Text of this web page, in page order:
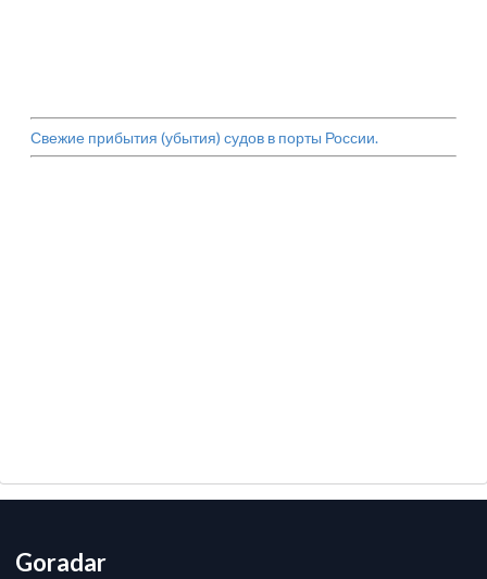
Свежие прибытия (убытия) судов в порты России.
Goradar